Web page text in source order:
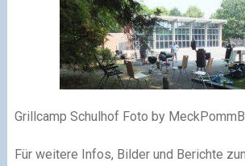
Grillcamp Schulhof Foto by
Für weitere Infos, Bilder und Berichte